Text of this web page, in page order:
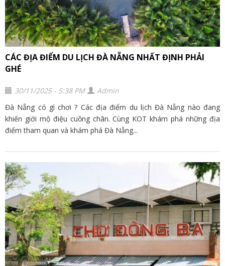
CÁC ĐỊA ĐIỂM DU LỊCH ĐÀ NẴNG NHẤT ĐỊNH PHẢI
GHÉ
30/11/2025 - 5:38 PM
Admin
Đà Nẵng có gì chơi ? Các địa điểm du lịch Đà Nẵng nào đang
khiến giới mộ điệu cuồng chân. Cùng KOT khám phá những địa
điểm tham quan và khám phá Đà Nẵng...